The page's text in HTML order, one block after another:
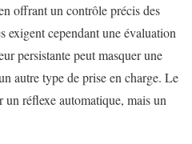
offrant un contrôle précis des
exigent cependant une évaluation
persistante peut masquer une
autre type de prise en charge. Le
réflexe automatique, mais un